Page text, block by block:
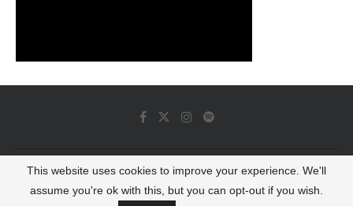
© 2022 - Luminous Dash All Rights Reserved
This website uses cookies to improve your experience. We'll
assume you're ok with this, but you can opt-out if you wish.